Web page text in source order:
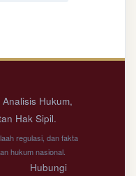
Hukum,
Hak Sipil.
regulasi, dan fakta
hukum nasional.
Hubungi